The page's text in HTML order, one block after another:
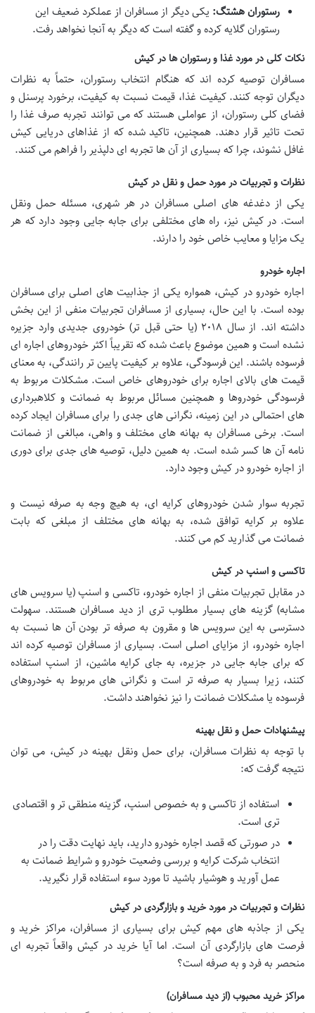
رستوران هشتگ: یکی دیگر از مسافران از عملکرد ضعیف این
رستوران گلایه کرده و گفته است که دیگر به آنجا نخواهد رفت.
نکات کلی در مورد غذا و رستوران ها در کیش
مسافران توصیه کرده اند که هنگام انتخاب رستوران، حتماً به نظرات
دیگران توجه کنند. کیفیت غذا، قیمت نسبت به کیفیت، برخورد پرسنل و
فضای کلی رستوران، از عواملی هستند که می توانند تجربه صرف غذا را
تحت تاثیر قرار دهند. همچنین، تاکید شده که از غذاهای دریایی کیش
غافل نشوند، چرا که بسیاری از آن ها تجربه ای دلپذیر را فراهم می کنند.
نظرات و تجربیات در مورد حمل و نقل در کیش
یکی از دغدغه های اصلی مسافران در هر شهری، مسئله حمل ونقل
است. در کیش نیز، راه های مختلفی برای جابه جایی وجود دارد که هر
یک مزایا و معایب خاص خود را دارند.
اجاره خودرو
اجاره خودرو در کیش، همواره یکی از جذابیت های اصلی برای مسافران
بوده است. با این حال، بسیاری از مسافران تجربیات منفی از این بخش
داشته اند. از سال ۲۰۱۸ (یا حتی قبل تر) خودروی جدیدی وارد جزیره
نشده است و همین موضوع باعث شده که تقریباً اکثر خودروهای اجاره ای
فرسوده باشند. این فرسودگی، علاوه بر کیفیت پایین تر رانندگی، به معنای
قیمت های بالای اجاره برای خودروهای خاص است. مشکلات مربوط به
فرسودگی خودروها و همچنین مسائل مربوط به ضمانت و کلاهبرداری
های احتمالی در این زمینه، نگرانی های جدی را برای مسافران ایجاد کرده
است. برخی مسافران به بهانه های مختلف و واهی، مبالغی از ضمانت
نامه آن ها کسر شده است. به همین دلیل، توصیه های جدی برای دوری
از اجاره خودرو در کیش وجود دارد.
تجربه سوار شدن خودروهای کرایه ای، به هیچ وجه به صرفه نیست و
علاوه بر کرایه توافق شده، به بهانه های مختلف از مبلغی که بابت
ضمانت می گذارید کم می کنند.
تاکسی و اسنپ در کیش
در مقابل تجربیات منفی از اجاره خودرو، تاکسی و اسنپ (یا سرویس های
مشابه) گزینه های بسیار مطلوب تری از دید مسافران هستند. سهولت
دسترسی به این سرویس ها و مقرون به صرفه تر بودن آن ها نسبت به
اجاره خودرو، از مزایای اصلی است. بسیاری از مسافران توصیه کرده اند
که برای جابه جایی در جزیره، به جای کرایه ماشین، از اسنپ استفاده
کنند، زیرا بسیار به صرفه تر است و نگرانی های مربوط به خودروهای
فرسوده یا مشکلات ضمانت را نیز نخواهند داشت.
پیشنهادات حمل و نقل بهینه
با توجه به نظرات مسافران، برای حمل ونقل بهینه در کیش، می توان
نتیجه گرفت که:
استفاده از تاکسی و به خصوص اسنپ، گزینه منطقی تر و اقتصادی
تری است.
در صورتی که قصد اجاره خودرو دارید، باید نهایت دقت را در
انتخاب شرکت کرایه و بررسی وضعیت خودرو و شرایط ضمانت به
عمل آورید و هوشیار باشید تا مورد سوء استفاده قرار نگیرید.
نظرات و تجربیات در مورد خرید و بازارگردی در کیش
یکی از جاذبه های مهم کیش برای بسیاری از مسافران، مراکز خرید و
فرصت های بازارگردی آن است. اما آیا خرید در کیش واقعاً تجربه ای
منحصر به فرد و به صرفه است؟
مراکز خرید محبوب (از دید مسافران)